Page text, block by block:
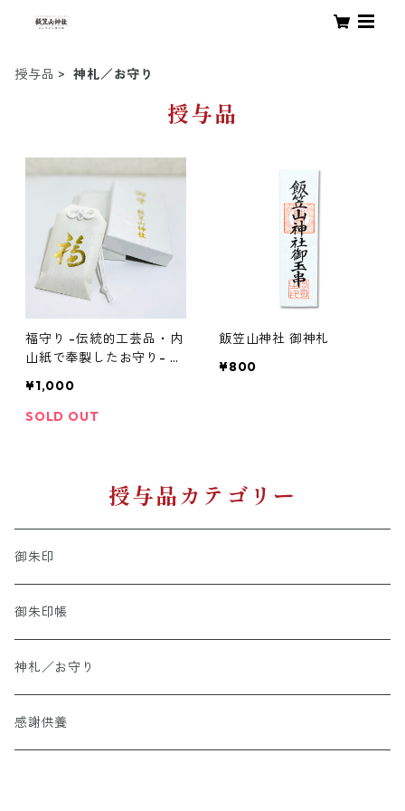
授与品 神札／お守り
授与品
福守り -伝統的工芸品・内
山紙で奉製したお守り- ※
¥1,000
SOLD OUT
飯笠山神社 御神札
¥800
授与品カテゴリー
御朱印
御朱印帳
神札／お守り
感謝供養